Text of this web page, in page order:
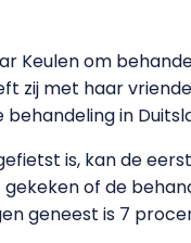
Keulen om
zij met haar
behandeling in
is, kan de
of de
geneest is 7